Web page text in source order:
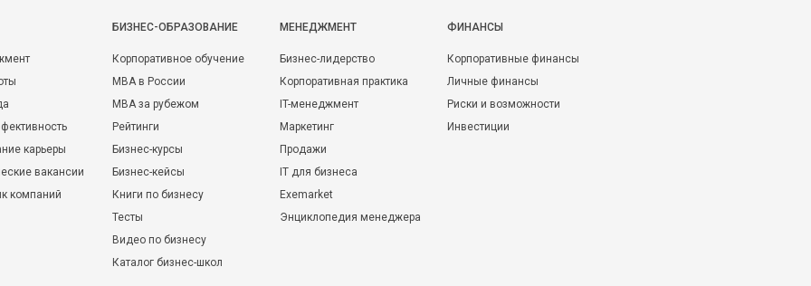
карьеры
вакансии
компаний
БИЗНЕС-ОБРАЗОВАНИЕ
Корпоративное обучение
MBA в России
MBA за рубежом
Рейтинги
Бизнес-курсы
Бизнес-кейсы
Книги по бизнесу
Тесты
Видео по бизнесу
Каталог бизнес-школ
МЕНЕДЖМЕНТ
Бизнес-лидерство
Корпоративная практика
IT-менеджмент
Маркетинг
Продажи
IT для бизнеса
Exemarket
Энциклопедия менеджера
ФИНАНСЫ
Корпоративные финансы
Личные финансы
Риски и возможности
Инвестиции